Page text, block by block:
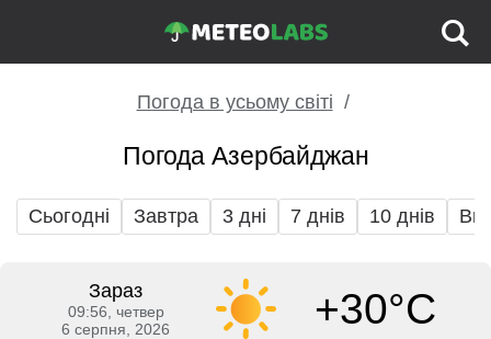
Погода в усьому світі
Погода Азербайджан
Сьогодні Завтра 3 дні 7 днів 10 днів
Зараз
09:56, четвер
6 серпня, 2026
+30°C